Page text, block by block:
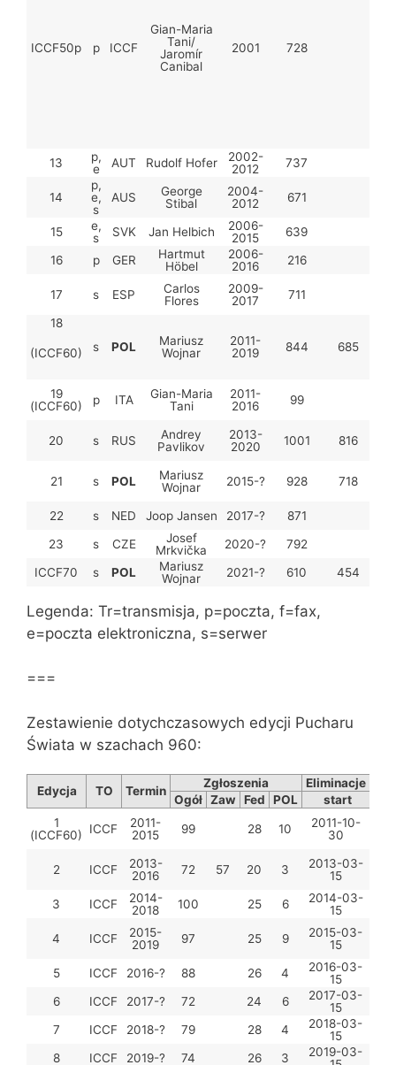
ICCF50p p ICCF
Gian-Maria
Tani/
Jaromír
Canibal
2001 728
13
p,
e
AUT Rudolf Hofer
2002-
2012
737
14
p,
e,
s
AUS
George
Stibal
2004-
2012
671
15
e,
s
SVK Jan Helbich
2006-
2015
639
16
p GER
Hartmut
Höbel
2006-
2016
216
17 s ESP
Carlos
Flores
2009-
2017
711
18
(ICCF60) s POL
Mariusz
Wojnar
2011-
2019
844 685
19
(ICCF60)
p ITA
Gian-Maria
Tani
2011-
2016
99
20 s RUS
Andrey
Pavlikov
2013-
2020
1001 816
21 s POL
Mariusz
Wojnar
2015-? 928 718
22 s NED Joop Jansen 2017-?
871
23
s CZE
Josef
Mrkvička
2020-?
792
ICCF70
s POL
Mariusz
Wojnar
2021-? 610 454
Legenda: Tr=transmisja, p=poczta, f=fax,
e=poczta elektroniczna, s=serwer
===
Zestawienie dotychczasowych edycji Pucharu
Świata w szachach 960:
Edycja TO Termin
Zgłoszenia Eliminacje
Ogół Zaw Fed POL start
1
(ICCF60)
ICCF
2011-
2015
99 28 10
2011-10-
30
2 ICCF
2013-
2016
72 57 20 3
2013-03-
15
3
ICCF
2014-
2018
100 25 6
2014-03-
15
4
ICCF
2015-
2019
97 25 9
2015-03-
15
5
ICCF 2016-? 88 26 4
2016-03-
15
6
ICCF 2017-? 72 24 6
2017-03-
15
7
ICCF 2018-? 79 28 4
2018-03-
15
8
ICCF 2019-? 74 26 3
2019-03-